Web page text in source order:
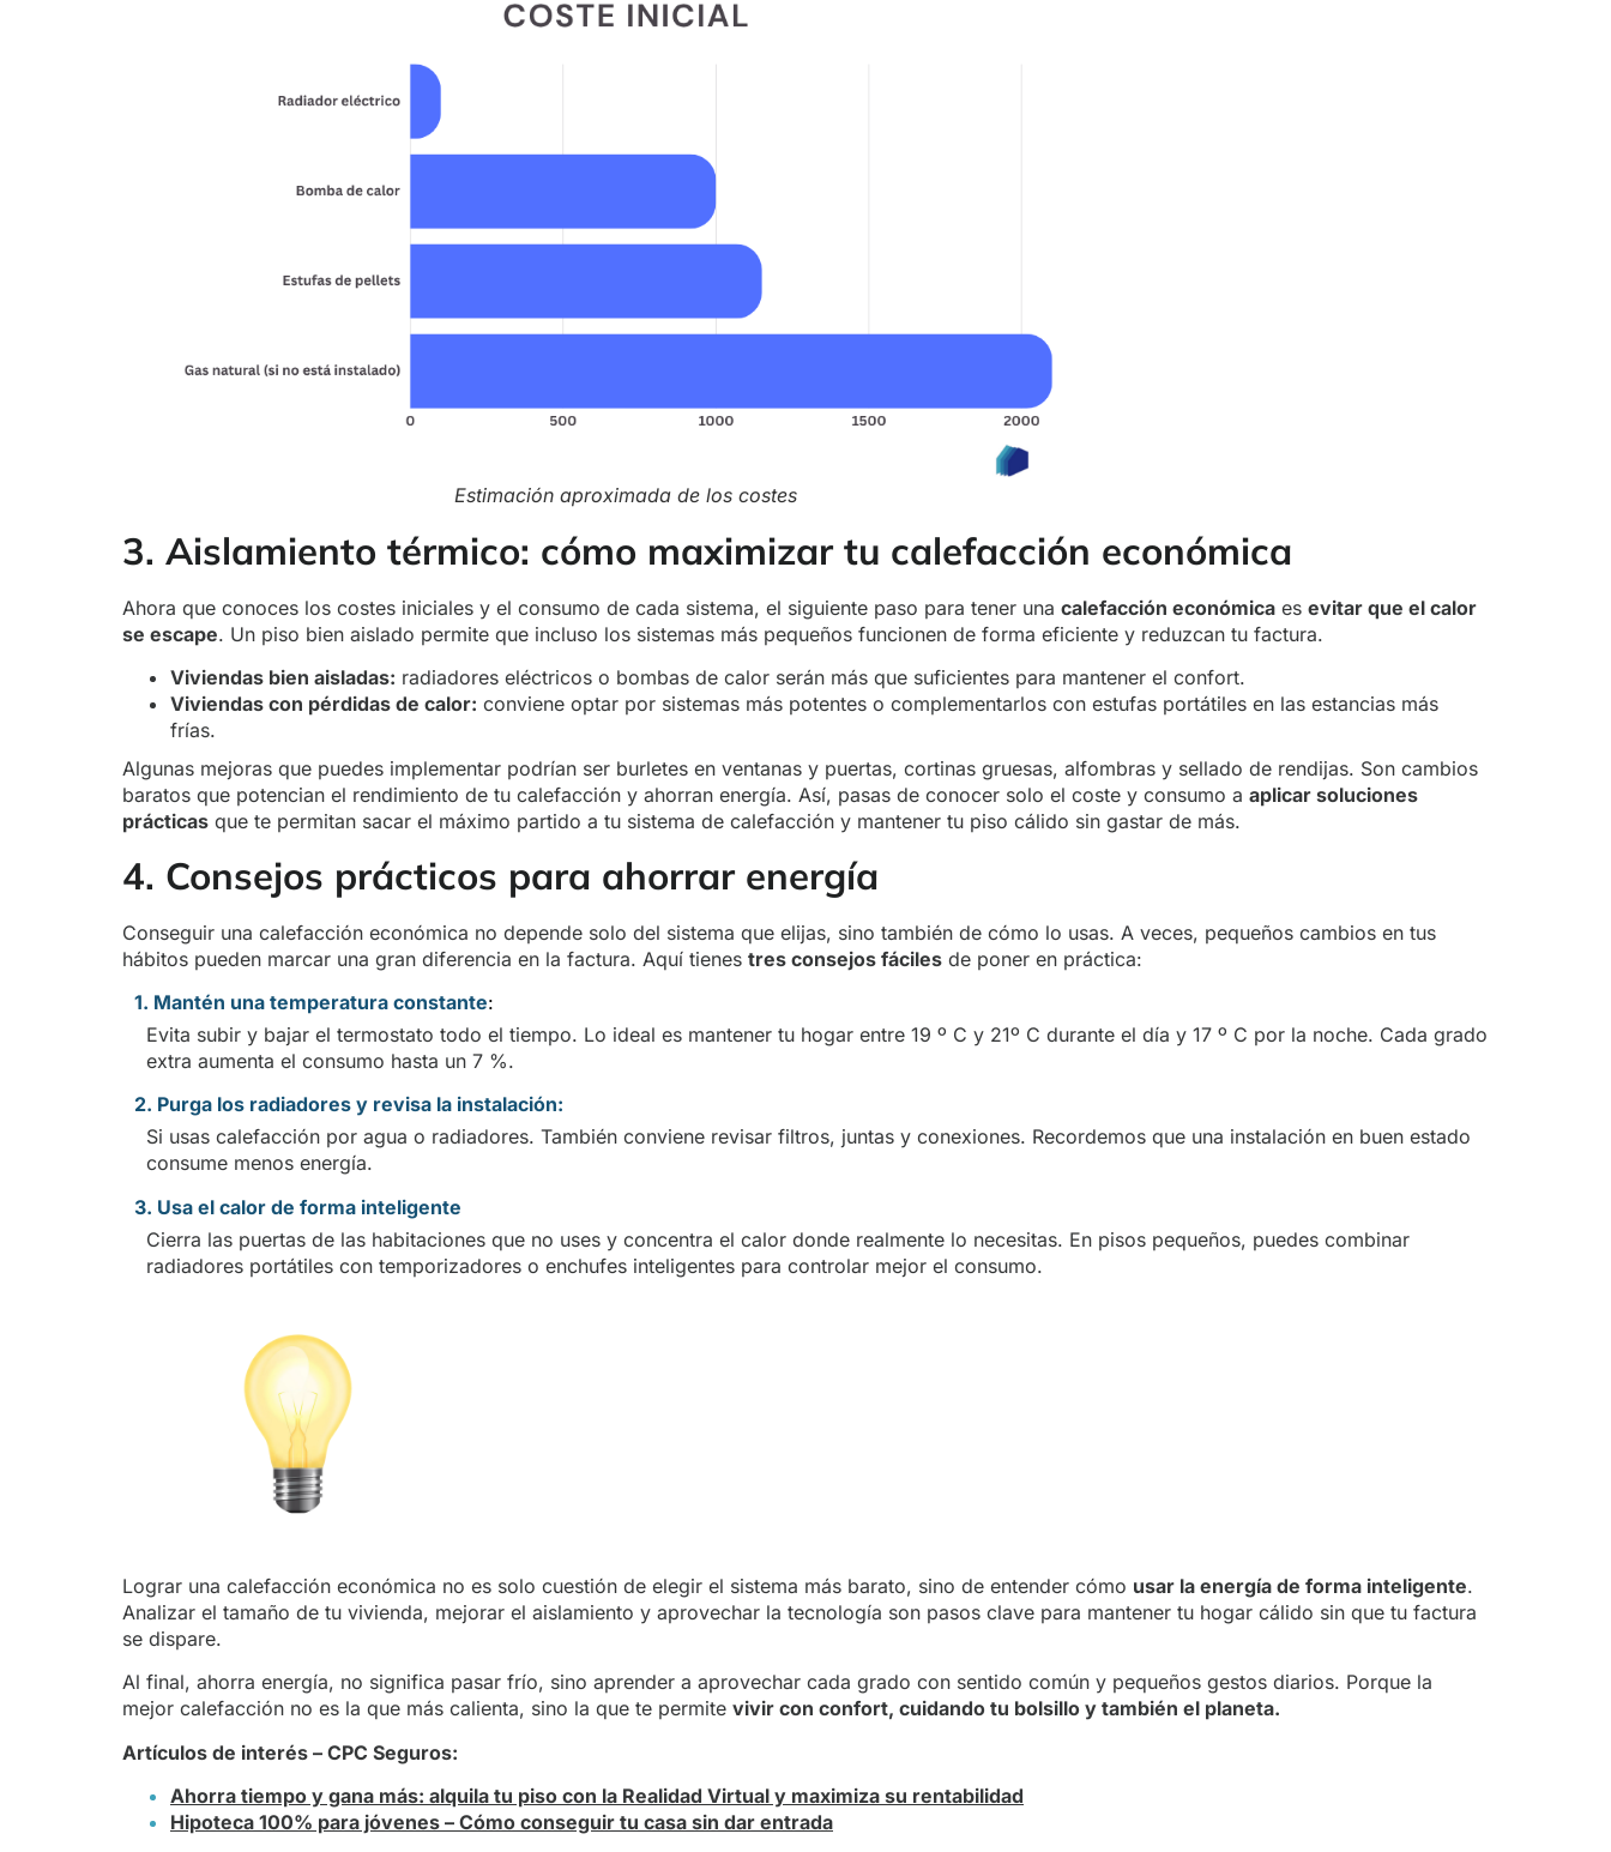
Estimación aproximada de los costes
3. Aislamiento térmico: cómo maximizar tu calefacción económica
Ahora que conoces los costes iniciales y el consumo de cada sistema, el siguiente paso para tener una calefacción económica es evitar que el calor
se escape. Un piso bien aislado permite que incluso los sistemas más pequeños funcionen de forma eficiente y reduzcan tu factura.
Viviendas bien aisladas: radiadores eléctricos o bombas de calor serán más que suficientes para mantener el confort.
Viviendas con pérdidas de calor: conviene optar por sistemas más potentes o complementarlos con estufas portátiles en las estancias más
frías.
Algunas mejoras que puedes implementar podrían ser burletes en ventanas y puertas, cortinas gruesas, alfombras y sellado de rendijas. Son cambios
baratos que potencian el rendimiento de tu calefacción y ahorran energía. Así, pasas de conocer solo el coste y consumo a aplicar soluciones
prácticas que te permitan sacar el máximo partido a tu sistema de calefacción y mantener tu piso cálido sin gastar de más.
4. Consejos prácticos para ahorrar energía
Conseguir una calefacción económica no depende solo del sistema que elijas, sino también de cómo lo usas. A veces, pequeños cambios en tus
hábitos pueden marcar una gran diferencia en la factura. Aquí tienes tres consejos fáciles de poner en práctica:
1. Mantén una temperatura constante:
Evita subir y bajar el termostato todo el tiempo. Lo ideal es mantener tu hogar entre 19 º C y 21º C durante el día y 17 º C por la noche. Cada grado
extra aumenta el consumo hasta un 7 %.
2. Purga los radiadores y revisa la instalación:
Si usas calefacción por agua o radiadores. También conviene revisar filtros, juntas y conexiones. Recordemos que una instalación en buen estado
consume menos energía.
3. Usa el calor de forma inteligente
Cierra las puertas de las habitaciones que no uses y concentra el calor donde realmente lo necesitas. En pisos pequeños, puedes combinar
radiadores portátiles con temporizadores o enchufes inteligentes para controlar mejor el consumo.
Lograr una calefacción económica no es solo cuestión de elegir el sistema más barato, sino de entender cómo usar la energía de forma inteligente.
Analizar el tamaño de tu vivienda, mejorar el aislamiento y aprovechar la tecnología son pasos clave para mantener tu hogar cálido sin que tu factura
se dispare.
Al final, ahorra energía, no significa pasar frío, sino aprender a aprovechar cada grado con sentido común y pequeños gestos diarios. Porque la
mejor calefacción no es la que más calienta, sino la que te permite vivir con confort, cuidando tu bolsillo y también el planeta.
Artículos de interés – CPC Seguros:
Ahorra tiempo y gana más: alquila tu piso con la Realidad Virtual y maximiza su rentabilidad
Hipoteca 100% para jóvenes – Cómo conseguir tu casa sin dar entrada